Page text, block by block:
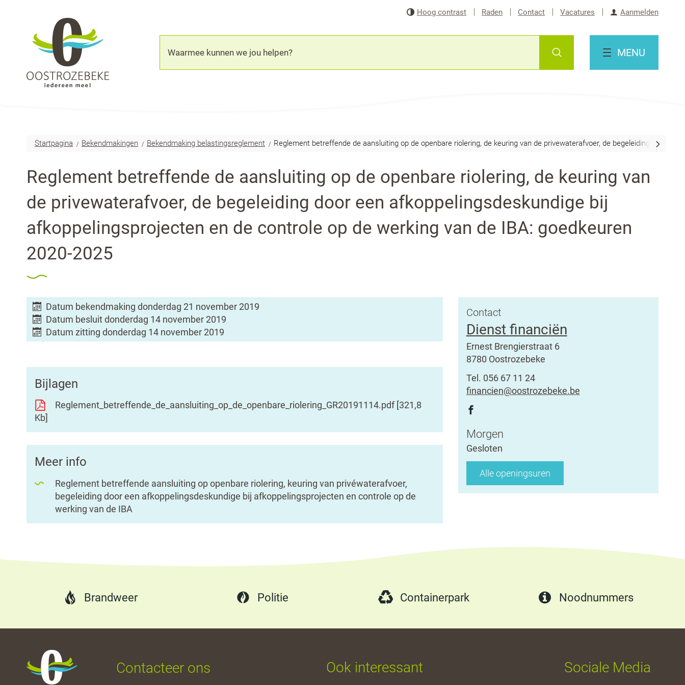
Hoog contrast Raden Contact Vacatures Aanmelden
Oostrozebeke
kunnen
MENU
Startpagina Bekendmakingen Bekendmaking belastingsreglement Reglement betreffende de aansluiting op de openbare riolering, de keuring van de privewaterafvoer, de begeleiding door
Reglement betreffende de aansluiting op de openbare riolering, de keuring van
de privewaterafvoer, de begeleiding door een afkoppelingsdeskundige bij
afkoppelingsprojecten en de controle op de werking van de IBA: goedkeuren
2020-2025
Datum bekendmaking donderdag 21 november 2019
Datum besluitdonderdag 14 november 2019
Datum zitting donderdag 14 november 2019
Bijlagen
Reglement_betreffende_de_aansluiting_op_de_openbare_riolering_GR20191114.pdf 321,8
Kb
Meer info
Reglement betreffende aansluiting op openbare riolering, keuring van privéwaterafvoer,
begeleiding door een afkoppelingsdeskundige bij afkoppelingsprojecten en controle op de
werking van de IBA
Contact
Dienst financiën
Adres
Ernest Brengierstraat 6
,8780 Oostrozebeke
Tel. 056 67 11 24
E-
mail
financien@oostrozebeke.be
Volg
opfinanciën
Openingsuren
Morgen
Gesloten
Alle openingsurenDienst
financiën
Brandweer Politie Containerpark Noodnummers
Oostrozebeke
Contacteer ons Ook interessant Sociale Media